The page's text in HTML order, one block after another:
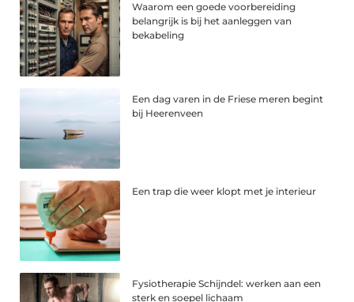
Waarom een goede voorbereiding
belangrijk is bij het aanleggen van
bekabeling
Een dag varen in de Friese meren begint
bij Heerenveen
Een trap die weer klopt met je interieur
Fysiotherapie Schijndel: werken aan een
sterk en soepel lichaam